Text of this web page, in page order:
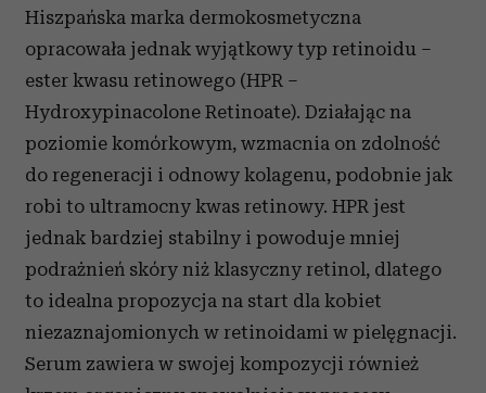
Hiszpańska marka dermokosmetyczna
opracowała jednak wyjątkowy typ retinoidu –
ester kwasu retinowego (HPR –
Hydroxypinacolone Retinoate). Działając na
poziomie komórkowym, wzmacnia on zdolność
do regeneracji i odnowy kolagenu, podobnie jak
robi to ultramocny kwas retinowy. HPR jest
jednak bardziej stabilny i powoduje mniej
podrażnień skóry niż klasyczny retinol, dlatego
to idealna propozycja na start dla kobiet
niezaznajomionych w retinoidami w pielęgnacji.
Serum zawiera w swojej kompozycji również